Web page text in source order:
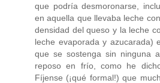
que podría desmoronarse,
en aquella que llevaba leche
densidad del queso y la leche
leche evaporada y azucarada)
que se sostenga sin ninguna
reposo en frío, como he
Fíjense (¡qué formal!) que